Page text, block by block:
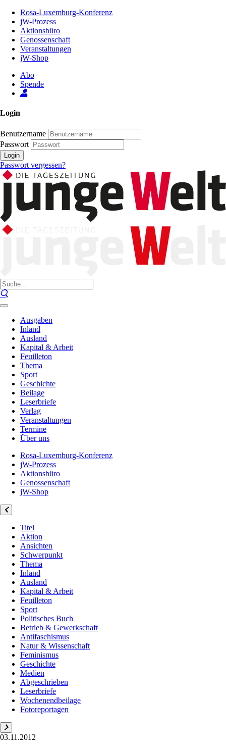
Inhalt
Seite
Rosa-Luxemburg-Konferenz
jW-Prozess
Aktionsbüro
Genossenschaft
Veranstaltungen
jW-Shop
Abo
Spende
Login
Benutzername
Passwort
Login
Passwort vergessen?
Ausgaben
Inland
Ausland
Kapital & Arbeit
Feuilleton
Thema
Sport
Geschichte
Beilage
Leserbriefe
Verlag
Veranstaltungen
Termine
Über uns
Rosa-Luxemburg-Konferenz
jW-Prozess
Aktionsbüro
Genossenschaft
jW-Shop
Titel
Aktion
Ansichten
Schwerpunkt
Thema
Inland
Ausland
Kapital & Arbeit
Feuilleton
Sport
Politisches Buch
Betrieb & Gewerkschaft
Antifaschismus
Natur & Wissenschaft
Feminismus
Geschichte
Medien
Abgeschrieben
Leserbriefe
Wochenendbeilage
Fotoreportagen
03.11.2012